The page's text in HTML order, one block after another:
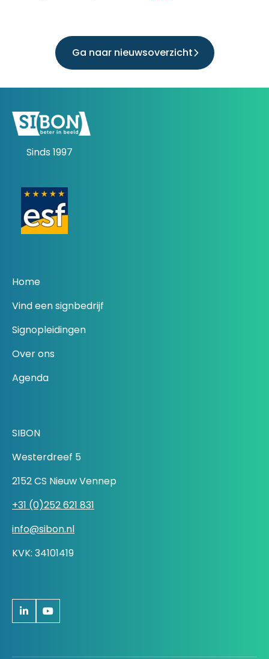
Ga naar nieuwsoverzicht
Sinds 1997
Home
Vind een signbedrijf
Signopleidingen
Over ons
Agenda
SIBON
Westerdreef 5
2152 CS Nieuw Vennep
+31 (0)252 621 831
info@sibon.nl
KVK: 34101419